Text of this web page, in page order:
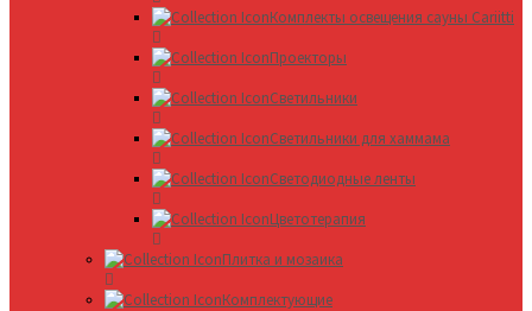
Комплекты освещения сауны Cariitti
Проекторы
Светильники
Светильники для хаммама
Светодиодные ленты
Цветотерапия
Плитка и мозаика
Комплектующие